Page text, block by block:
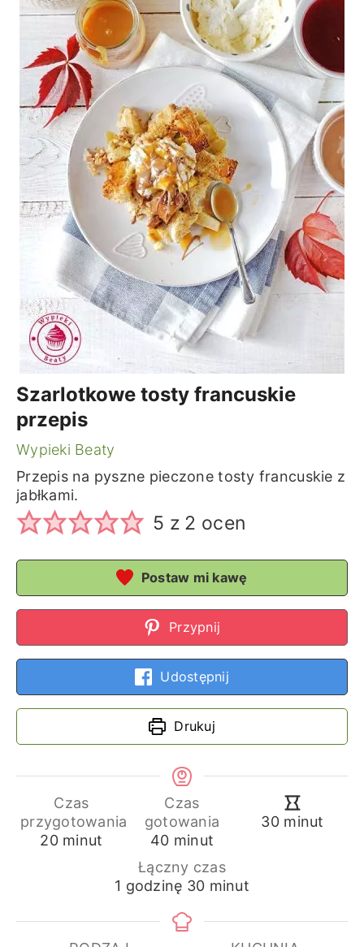
Szarlotkowe tosty francuskie
przepis
Wypieki Beaty
Przepis na pyszne pieczone tosty francuskie z
jabłkami.
5 z 2 ocen
Postaw mi kawę
Przypnij
Udostępnij
Drukuj
Czas
przygotowania
20minuty
minut
Czas
gotowania
40minuty
minut
30minuty
minut
Łączny czas
1 godzina
godzinę 30minuty
minut